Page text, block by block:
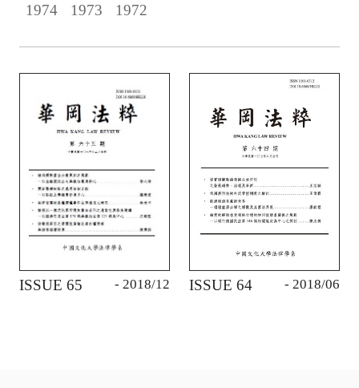
1974 1973 1972
ISSUE 65 - 2018/12 ISSUE 64 - 2018/06